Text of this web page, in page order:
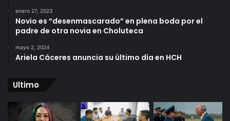
enero 27, 2023
Novio es “desenmascarado” en plena boda por el
padre de otra novia en Choluteca
mayo 2, 2024
Ariela Cáceres anuncia su último día en HCH
Ultimo